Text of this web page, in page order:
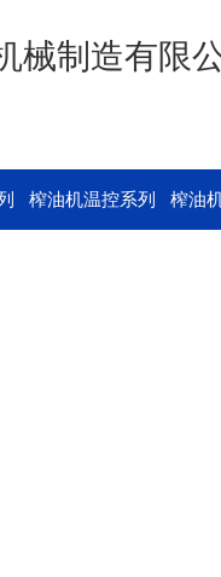
榨油机温控系列 榨油